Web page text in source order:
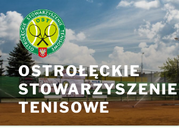
do
treści
OSTROŁĘCKIE
STOWARZYSZENIE
TENISOWE